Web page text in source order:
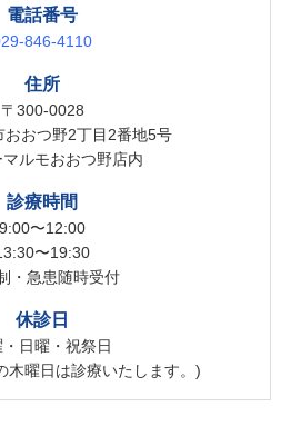
電話番号
846-4110
住所
〒300-0028
おおつ野2丁目2番地5号
マルモおおつ野店内
診療時間
9:00〜12:00
〜19:30
・急患随時受付
休診日
・日曜・祝祭日
木曜日は診療いたします。)